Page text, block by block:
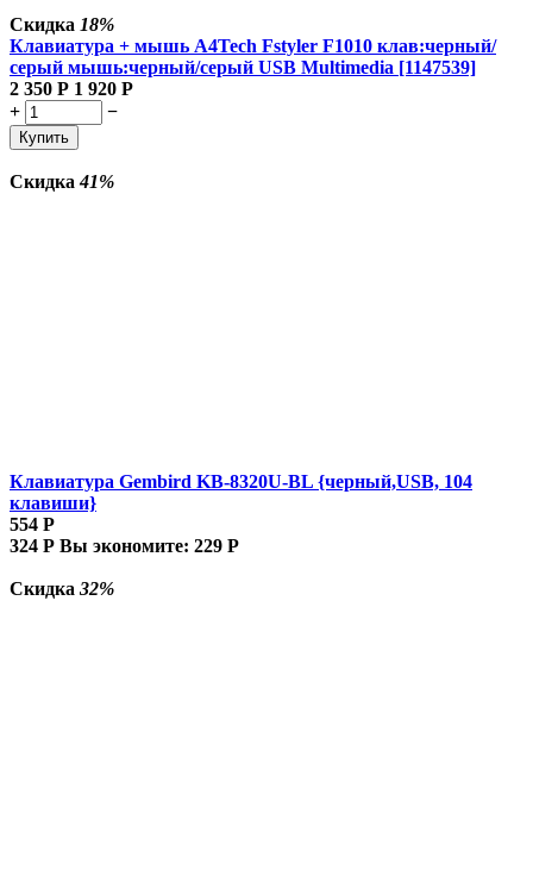
Скидка 18%
Клавиатура + мышь A4Tech Fstyler F1010 клав:черный/
серый мышь:черный/серый USB Multimedia [1147539]
2 350 Р 1 920 Р
+
−
Купить
Скидка41%
Клавиатура Gembird KB-8320U-BL {черный,USB, 104
клавиши}
554 Р
324 Р Вы экономите: 229 Р
Скидка 32%